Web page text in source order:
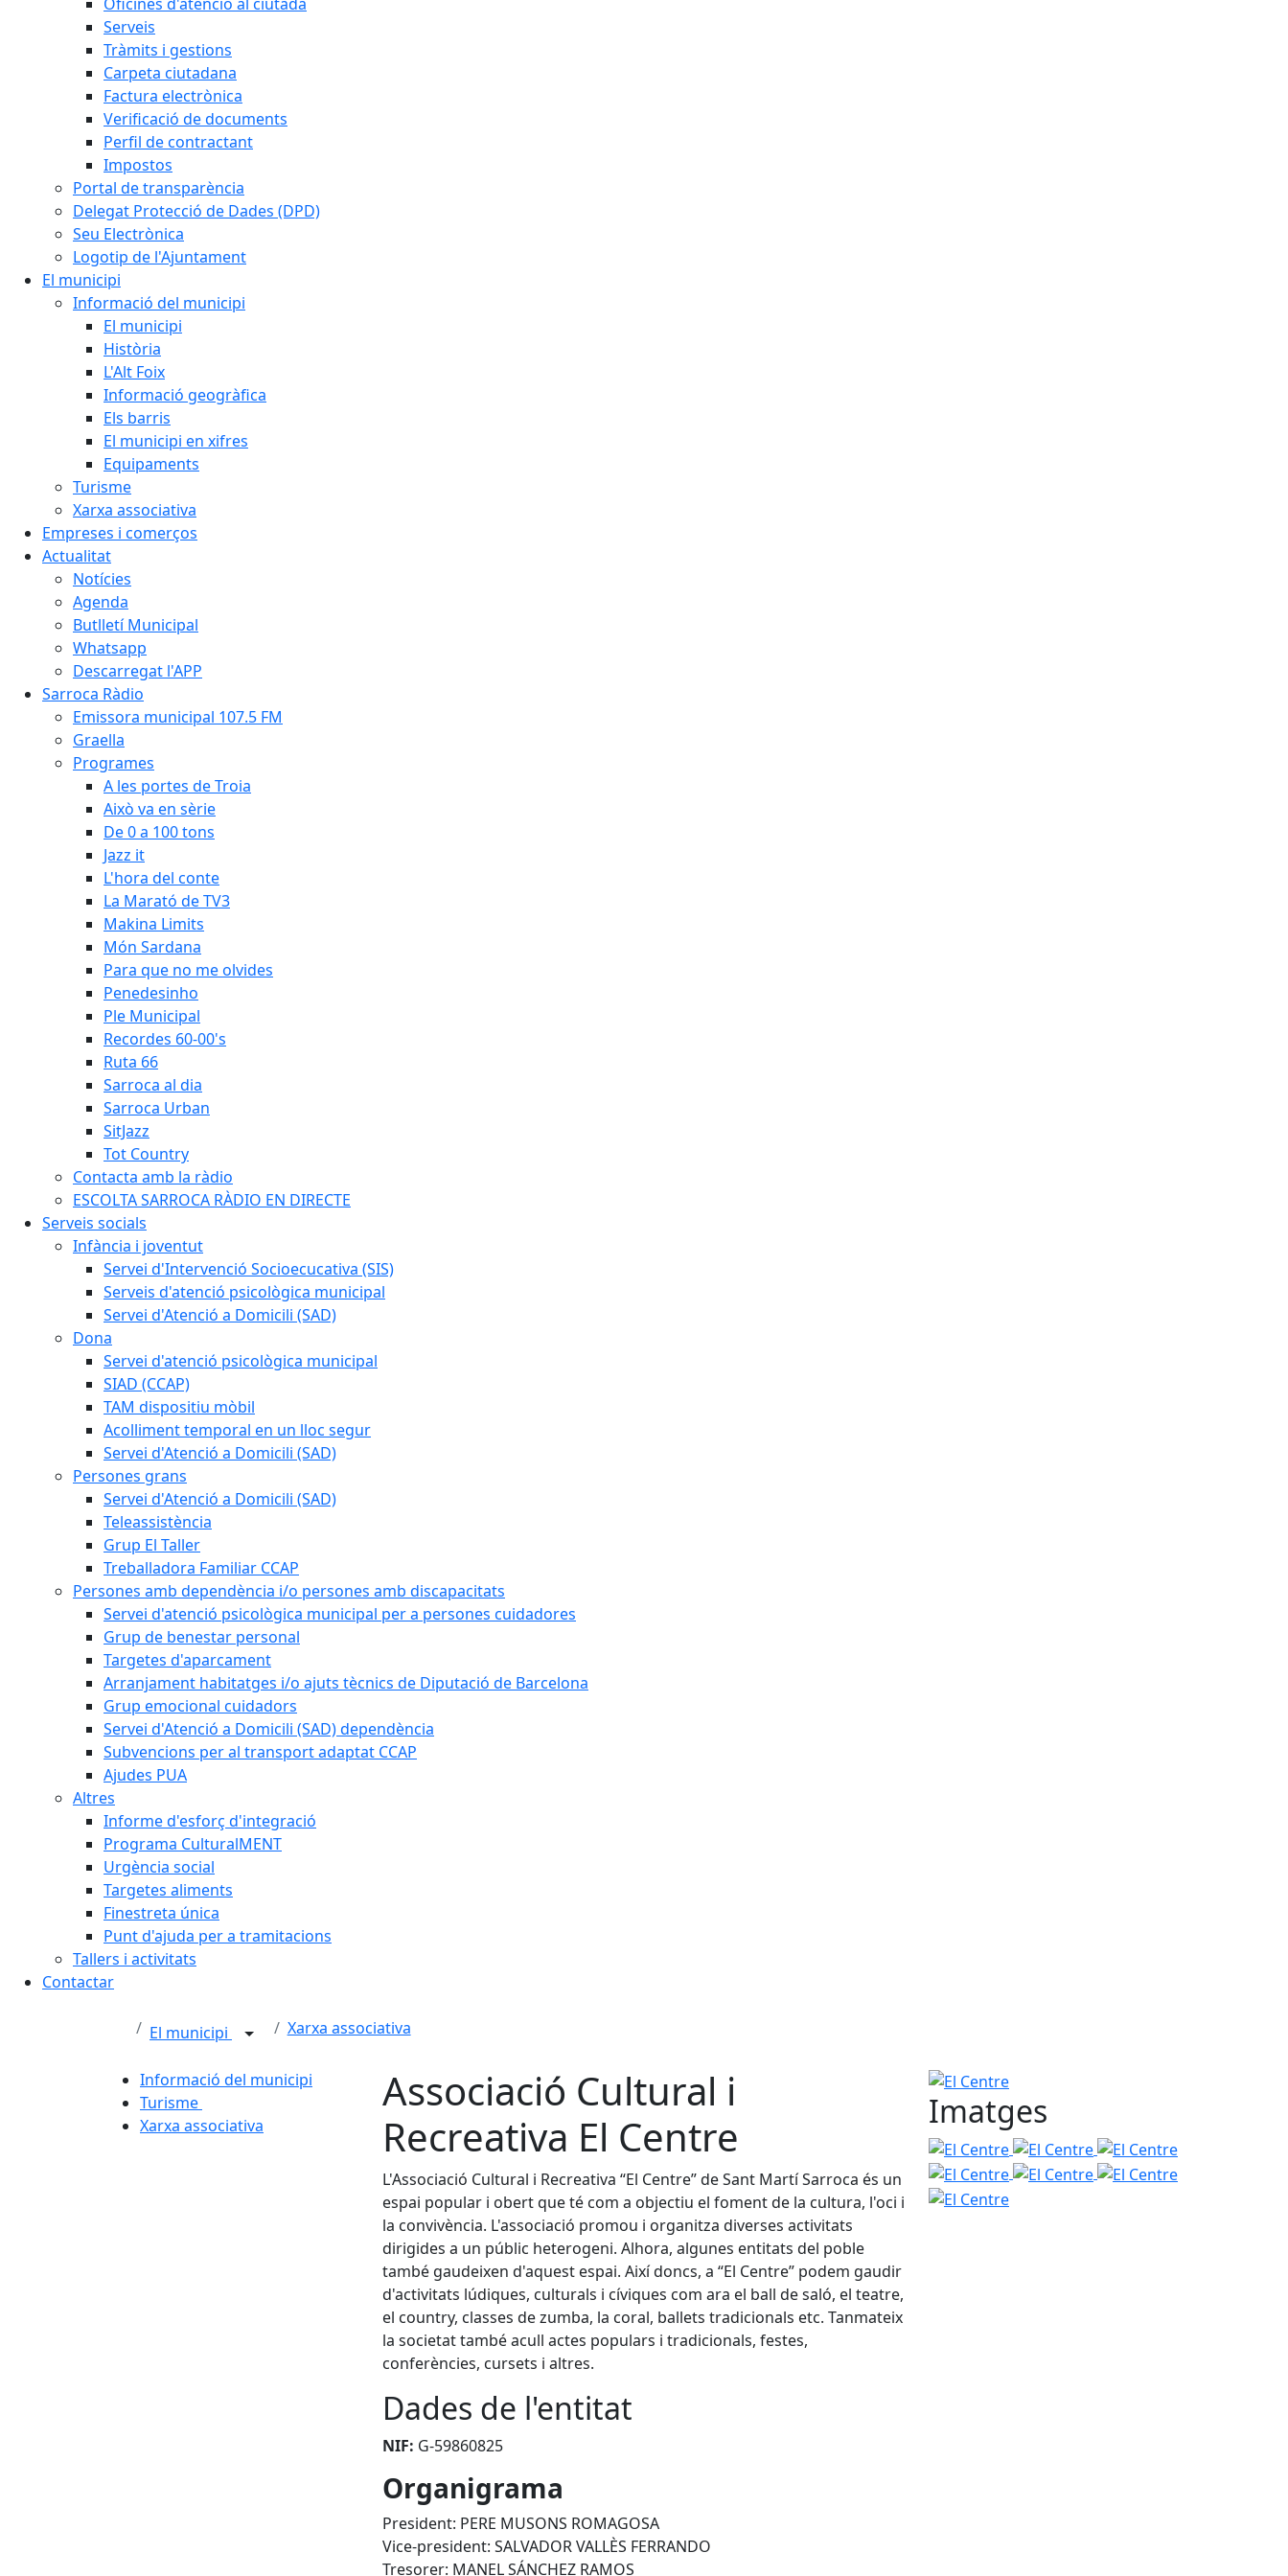
Serveis
Tràmits i gestions
Carpeta ciutadana
Factura electrònica
Verificació de documents
Perfil de contractant
Impostos
Portal de transparència
Delegat Protecció de Dades (DPD)
Seu Electrònica
Logotip de l'Ajuntament
El municipi
Informació del municipi
El municipi
Història
L'Alt Foix
Informació geogràfica
Els barris
El municipi en xifres
Equipaments
Turisme
Xarxa associativa
Empreses i comerços
Actualitat
Notícies
Agenda
Butlletí Municipal
Whatsapp
Descarregat l'APP
Sarroca Ràdio
Emissora municipal 107.5 FM
Graella
Programes
A les portes de Troia
Això va en sèrie
De 0 a 100 tons
Jazz it
L'hora del conte
La Marató de TV3
Makina Limits
Món Sardana
Para que no me olvides
Penedesinho
Ple Municipal
Recordes 60-00's
Ruta 66
Sarroca al dia
Sarroca Urban
SitJazz
Tot Country
Contacta amb la ràdio
ESCOLTA SARROCA RÀDIO EN DIRECTE
Serveis socials
Infància i joventut
Servei d'Intervenció Socioecucativa (SIS)
Serveis d'atenció psicològica municipal
Servei d'Atenció a Domicili (SAD)
Dona
Servei d'atenció psicològica municipal
SIAD (CCAP)
TAM dispositiu mòbil
Acolliment temporal en un lloc segur
Servei d'Atenció a Domicili (SAD)
Persones grans
Servei d'Atenció a Domicili (SAD)
Teleassistència
Grup El Taller
Treballadora Familiar CCAP
Persones amb dependència i/o persones amb discapacitats
Servei d'atenció psicològica municipal per a persones cuidadores
Grup de benestar personal
Targetes d'aparcament
Arranjament habitatges i/o ajuts tècnics de Diputació de Barcelona
Grup emocional cuidadors
Servei d'Atenció a Domicili (SAD) dependència
Subvencions per al transport adaptat CCAP
Ajudes PUA
Altres
Informe d'esforç d'integració
Programa CulturalMENT
Urgència social
Targetes aliments
Finestreta única
Punt d'ajuda per a tramitacions
Tallers i activitats
Contactar
El municipi Xarxa associativa
Informació del municipi
Turisme
Xarxa associativa
Associació Cultural i
Recreativa El Centre
L'Associació Cultural i Recreativa “El Centre” de Sant Martí Sarroca és un
espai popular i obert que té com a objectiu el foment de la cultura, l'oci i
la convivència. L'associació promou i organitza diverses activitats
dirigides a un públic heterogeni. Alhora, algunes entitats del poble
també gaudeixen d'aquest espai. Així doncs, a “El Centre” podem gaudir
d'activitats lúdiques, culturals i cíviques com ara el ball de saló, el teatre,
el country, classes de zumba, la coral, ballets tradicionals etc. Tanmateix
la societat també acull actes populars i tradicionals, festes,
conferències, cursets i altres.
Dades de l'entitat
NIF: G-59860825
Organigrama
President: PERE MUSONS ROMAGOSA
Vice-president: SALVADOR VALLÈS FERRANDO
Tresorer: MANEL SÁNCHEZ RAMOS
El Centre
Imatges
El Centre El Centre
El Centre
El Centre
El Centre
El Centre
El Centre